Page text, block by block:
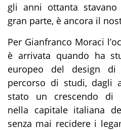
gli anni ottanta
gran parte, è ancora il
Per Gianfranco Moraci
è arrivata quando ha
europeo del design
percorso di studi, dagli
stato un crescendo di
nella capitale italiana
senza mai recidere i